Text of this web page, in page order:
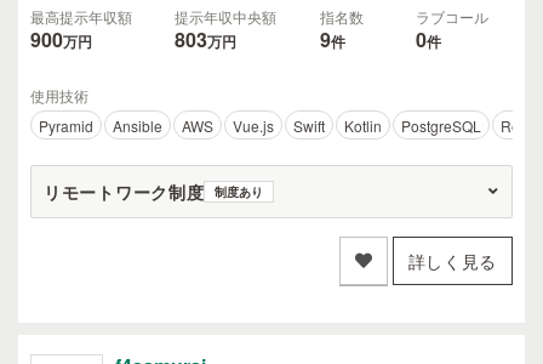
最高提示年収額
900万円
提示年収中央額
803万円
指名数
9件
ラブコール
0件
使用技術
Pyramid
Ansible AWS Vue.js Swift Kotlin PostgreSQL Redis
リモートワーク制度 制度あり
詳しく見る